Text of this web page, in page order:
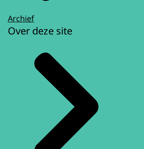
Archief
Over deze site